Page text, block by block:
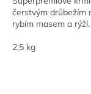
čerstvým drůbežím
rybím masem a rýží.
2,5 kg